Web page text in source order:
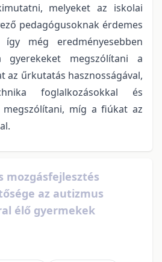
melyeket az iskolai
pedagógusoknak érdemes
még eredményesebben
megszólítani a
az űrkutatás hasznosságával,
foglalkozásokkal és
megszólítani, míg a fiúkat az
mozgásfejlesztés
az autizmus
élő gyermekek